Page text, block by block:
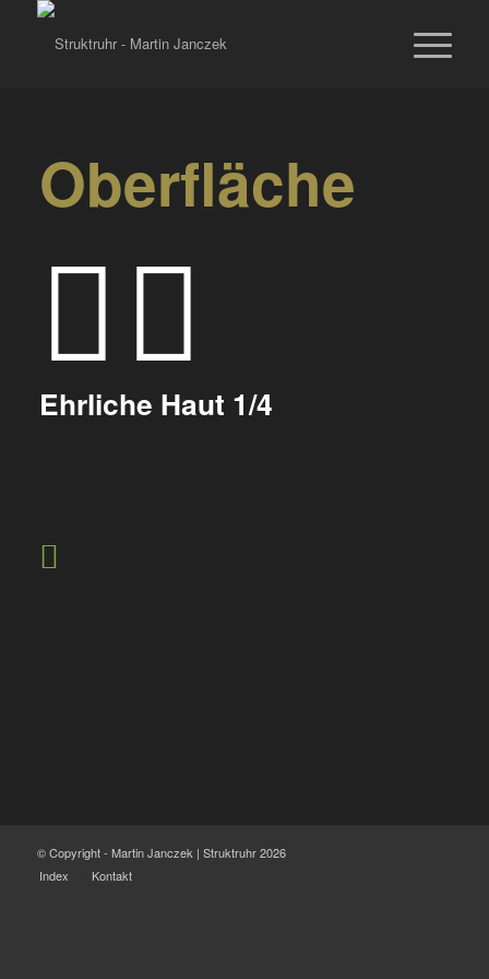
Oberfläche
Ehrliche Haut 1/4
© Copyright - Martin Janczek | Struktruhr 2026
Index
Kontakt